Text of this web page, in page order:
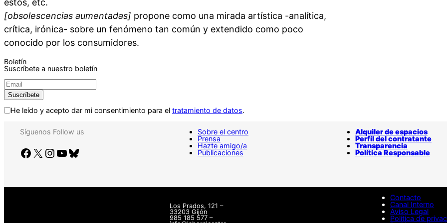
[obsolescencias aumentadas] propone como una mirada artística -analítica,
crítica, irónica- sobre un fenómeno tan común y extendido como poco
conocido por los consumidores.
Boletín
Suscríbete a nuestro boletín
He leído y acepto dar mi consentimiento para el tratamiento de datos.
Síguenos Follow us
Facebook X Instagram YouTube Bluesky
Sobre el centro
Prensa
Hazte amigo/a
Publicaciones
Alquiler de espacios
Perfil del contratante
Transparencia
Política Responsable
Los Prados, 121 –
33203 Gijón
985 185 577 –
Contacto
Canal Interno
Aviso Legal
Política de